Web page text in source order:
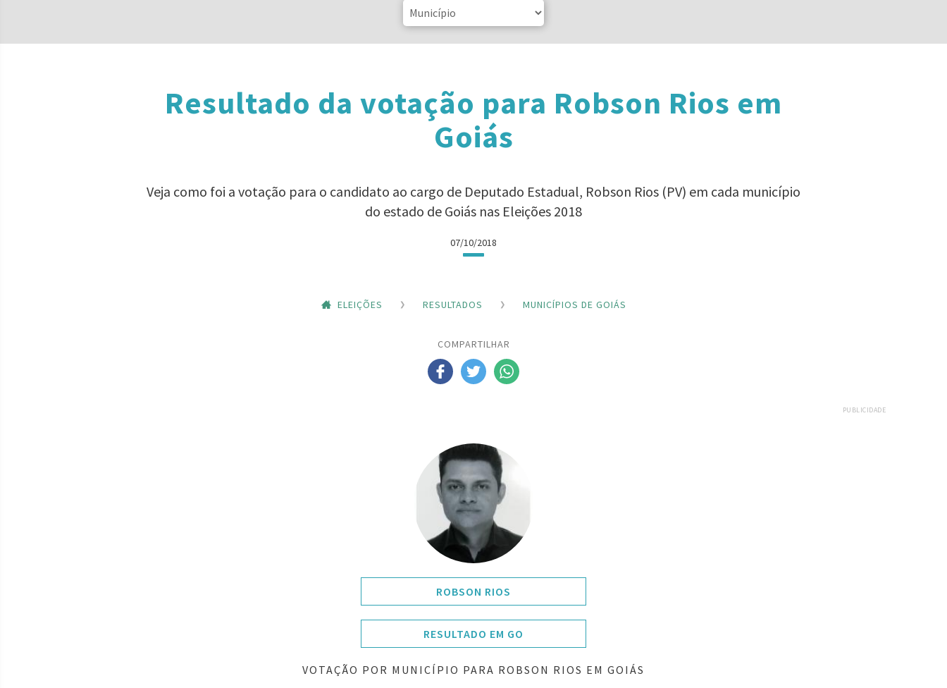
Resultado da votação para Robson Rios em
Goiás
Veja como foi a votação para o candidato ao cargo de Deputado Estadual, Robson Rios (PV) em cada município
do estado de Goiás nas Eleições 2018
07/10/2018
ELEIÇÕES RESULTADOS MUNICÍPIOS DE GOIÁS
COMPARTILHAR
PUBLICIDADE
ROBSON RIOS
RESULTADO EM GO
VOTAÇÃO POR MUNICÍPIO PARA ROBSON RIOS EM GOIÁS